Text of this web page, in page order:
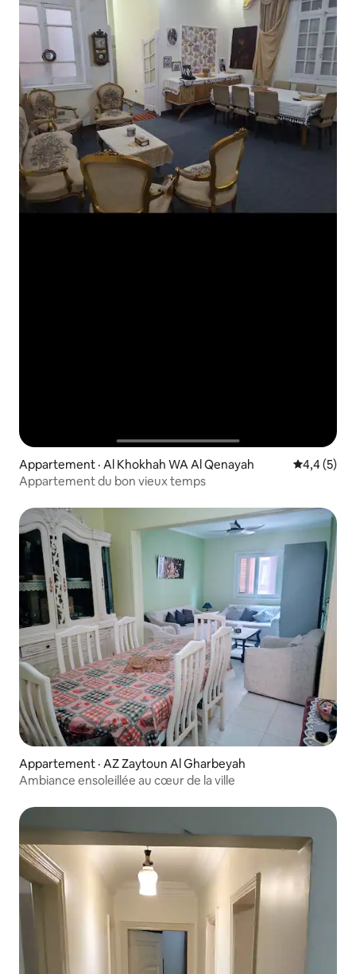
Appartement · Al Khokhah WA Al Qenayah Note
4,4 (5)
Appartement du bon vieux temps
Appartement · AZ Zaytoun Al Gharbeyah
Ambiance ensoleillée au cœur de la ville